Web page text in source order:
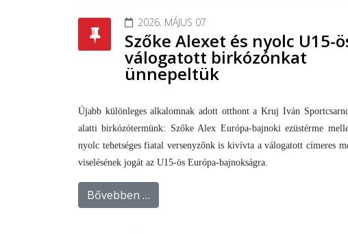
2026. MÁJUS 07
Szőke Alexet és nyolc U15-
válogatott birkózónkat
ünnepeltük
Újabb különleges alkalomnak adott otthont a Kruj Iván
alatti birkózótermünk: Szőke Alex Európa-bajnoki ezüstérme
nyolc tehetséges fiatal versenyzőnk is kivívta a válogatott címeres
viselésének jogát az U15-ös Európa-bajnokságra.
Bővebben …